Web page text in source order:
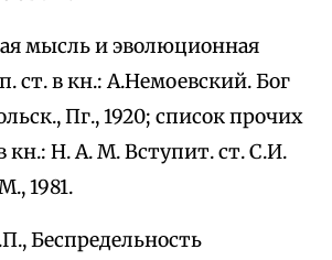
мысль и эволюционная
ст. в кн.: А.Немоевский. Бог
Пг., 1920; список прочих
кн.: Н. А. М. Вступит. ст. С.И.
1981.
Беспредельность